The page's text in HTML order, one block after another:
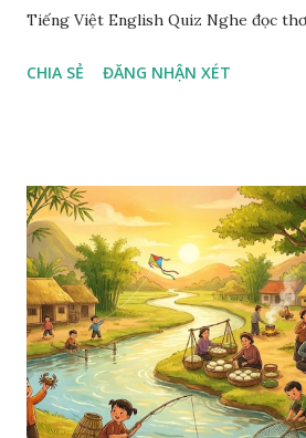
Tiếng Việt English Quiz Nghe đọc thơ
CHIA SẺ ĐĂNG NHẬN XÉT